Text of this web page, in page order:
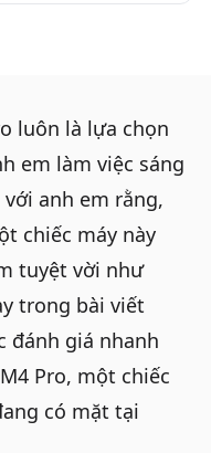
luôn là lựa chọn
em làm việc sáng
anh em rằng,
chiếc máy này
tuyệt vời như
trong bài viết
đánh giá nhanh
Pro, một chiếc
có mặt tại